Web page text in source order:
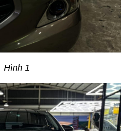
Hình 1